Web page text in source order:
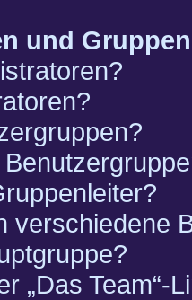
und Gruppen
verschiedene
„Das Team“-